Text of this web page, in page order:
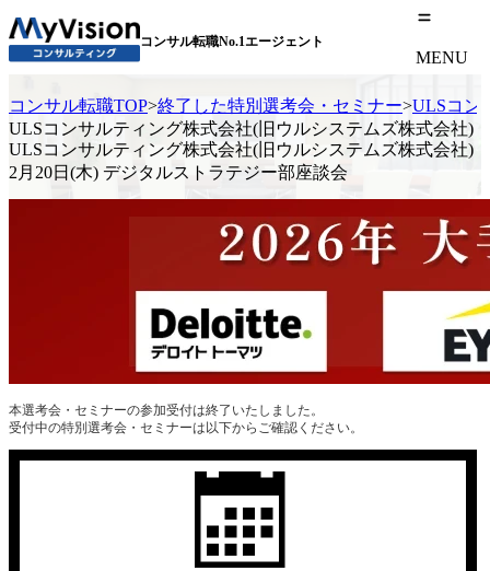
コンサル転職No.1エージェント
MENU
コンサル転職TOP>終了した特別選考会・セミナー>ULSコン
ULSコンサルティング株式会社(旧ウルシステムズ株式会社)
ULSコンサルティング株式会社(旧ウルシステムズ株式会社)
2月20日(木) デジタルストラテジー部座談会
本選考会・セミナーの参加受付は終了いたしました。
受付中の特別選考会・セミナーは以下からご確認ください。